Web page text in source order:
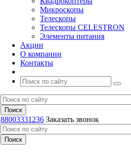
Микроскопы
Телескопы
Телескопы CELESTRON
Элементы питания
Акции
О компании
Контакты
88003331236 Заказать звонок